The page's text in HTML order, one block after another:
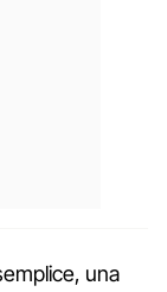
una